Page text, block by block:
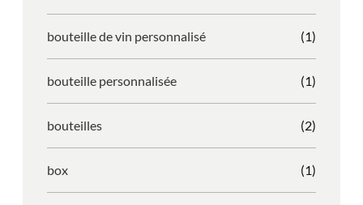
bouteille de vin personnalisé (1)
bouteille personnalisée (1)
bouteilles (2)
box (1)